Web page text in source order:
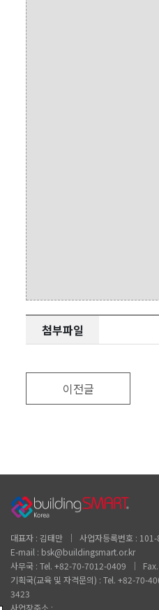
첨부파일
이전글
대표자 : 김태만 │ 사업자등록번호 :
E-mail : bsk@buildingsmart.or.kr
사무국 : Tel. +82-70-7012-0409 │
기획국(교육 및 자격문의) : Tel. +82-
3423
사업장주소 :